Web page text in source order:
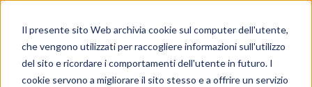
Il presente sito Web archivia cookie sul computer dell'utente,
che vengono utilizzati per raccogliere informazioni sull'utilizzo
del sito e ricordare i comportamenti dell'utente in futuro. I
cookie servono a migliorare il sito stesso e a offrire un servizio
IL GRUPPO